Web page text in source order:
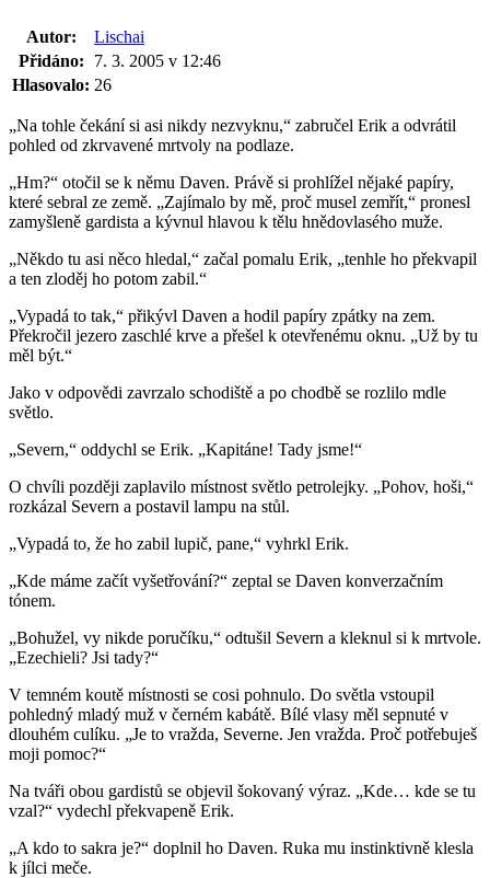
Autor:
Lischai
Přidáno:
7. 3. 2005 v 12:46
Hlasovalo: 26
„Na tohle čekání si asi nikdy nezvyknu,“ zabručel Erik a odvrátil
pohled od zkrvavené mrtvoly na podlaze.
„Hm?“ otočil se k němu Daven. Právě si prohlížel nějaké papíry,
které sebral ze země. „Zajímalo by mě, proč musel zemřít,“ pronesl
zamyšleně gardista a kývnul hlavou k tělu hnědovlasého muže.
„Někdo tu asi něco hledal,“ začal pomalu Erik, „tenhle ho překvapil
a ten zloděj ho potom zabil.“
„Vypadá to tak,“ přikývl Daven a hodil papíry zpátky na zem.
Překročil jezero zaschlé krve a přešel k otevřenému oknu. „Už by tu
měl být.“
Jako v odpovědi zavrzalo schodiště a po chodbě se rozlilo mdle
světlo.
„Severn,“ oddychl se Erik. „Kapitáne! Tady jsme!“
O chvíli později zaplavilo místnost světlo petrolejky. „Pohov, hoši,“
rozkázal Severn a postavil lampu na stůl.
„Vypadá to, že ho zabil lupič, pane,“ vyhrkl Erik.
„Kde máme začít vyšetřování?“ zeptal se Daven konverzačním
tónem.
„Bohužel, vy nikde poručíku,“ odtušil Severn a kleknul si k mrtvole.
„Ezechieli? Jsi tady?“
V temném koutě místnosti se cosi pohnulo. Do světla vstoupil
pohledný mladý muž v černém kabátě. Bílé vlasy měl sepnuté v
dlouhém culíku. „Je to vražda, Severne. Jen vražda. Proč potřebuješ
moji pomoc?“
Na tváři obou gardistů se objevil šokovaný výraz. „Kde… kde se tu
vzal?“ vydechl překvapeně Erik.
„A kdo to sakra je?“ doplnil ho Daven. Ruka mu instinktivně klesla
k jílci meče.